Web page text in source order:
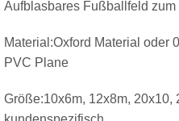
Aufblasbares Fußballfeld zum
Material:Oxford Material oder
PVC Plane
Größe:10x6m, 12x8m, 20x10,